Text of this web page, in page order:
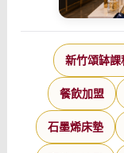
新竹頌缽課
餐飲加盟
石墨烯床墊